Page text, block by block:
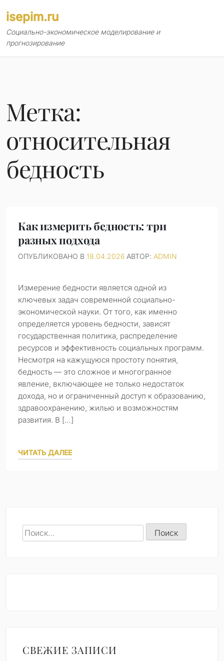
содержимому
isepim.ru
Социально-экономическое моделирование и
прогнозирование
Метка:
относительная
бедность
Как измерить бедность: три
разных подхода
ОПУБЛИКОВАНО В 18.04.2026 АВТОР: ADMIN
Измерение бедности является одной из
ключевых задач современной социально-
экономической науки. От того, как именно
определяется уровень бедности, зависят
государственная политика, распределение
ресурсов и эффективность социальных программ.
Несмотря на кажущуюся простоту понятия,
бедность — это сложное и многогранное
явление, включающее не только недостаток
дохода, но и ограниченный доступ к образованию,
здравоохранению, жилью и возможностям
развития. В […]
ЧИТАТЬ ДАЛЕЕ
Найти:
СВЕЖИЕ ЗАПИСИ